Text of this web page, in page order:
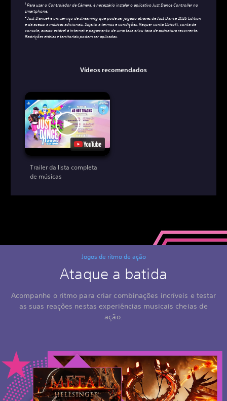
1 Para usar o Controlador de Câmera, é necessário instalar o aplicativo Just Dance Controller no
smartphone.
2Just Dance+ é um serviço de streaming que pode ser jogado através de Just Dance 2026 Edition
e dá acesso a músicas adicionais. Sujeito a termos e condições. Requer conta Ubisoft, conta de
console, acesso estável à internet e pagamento de uma taxa e/ou taxa de assinatura recorrente.
Restrições etárias e territoriais podem ser aplicadas.
Vídeos recomendados
Trailer da lista completa
de músicas
Jogos de ritmo de ação
Ataque a batida
Acompanhe o ritmo para criar combinações incríveis e testar
as suas reações nestas experiências musicais cheias de
ação.